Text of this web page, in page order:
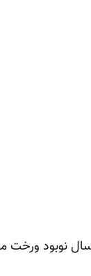
نوبود